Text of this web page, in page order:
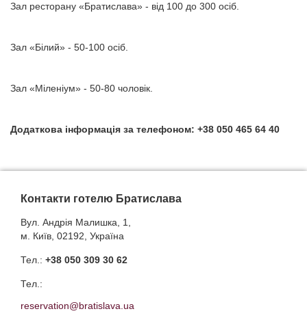
Зал ресторану «Братислава» - від 100 до 300 осіб.
Зал «Білий» - 50-100 осіб.
Зал «Міленіум» - 50-80 чоловік.
Додаткова інформація за телефоном: +38 050 465 64 40
Контакти готелю Братислава
Вул. Андрія Малишка, 1,
м. Київ, 02192, Україна
Тел.: +38 050 309 30 62
Тел.:
reservation@bratislava.ua